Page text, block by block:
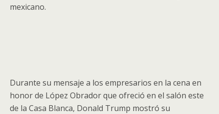
mexicano.
Durante su mensaje a los empresarios en la cena en
honor de López Obrador que ofreció en el salón este
de la Casa Blanca, Donald Trump mostró su